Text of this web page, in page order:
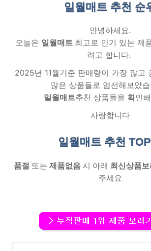
일월매트 추천 순
안녕하세요.
오늘은 일월매트 최고로 인기 있는 제
려고 합니다.
2025년 11월기준 판매량이 가장 많고
많은 상품들로 엄선해보았
일월매트추천 상품들을 확인
사랑합니다
일월매트 추천
품절 또는 제품없음 시 아래 최신상품보
주세요